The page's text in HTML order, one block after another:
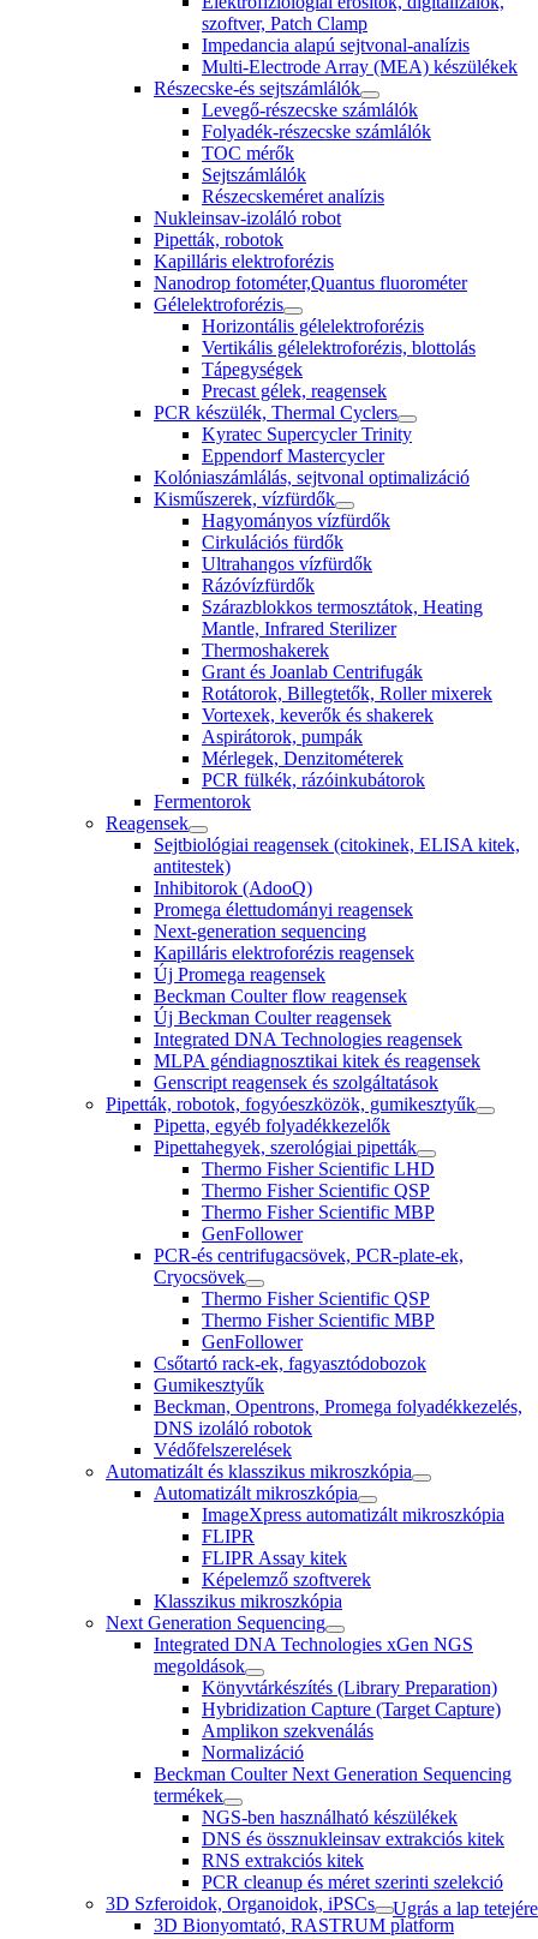
szoftver, Patch Clamp
Impedancia alapú sejtvonal-analízis
Multi-Electrode Array (MEA) készülékek
Részecske-és sejtszámlálók
Levegő-részecske számlálók
Folyadék-részecske számlálók
TOC mérők
Sejtszámlálók
Részecskeméret analízis
Nukleinsav-izoláló robot
Pipetták, robotok
Kapilláris elektroforézis
Nanodrop fotométer,Quantus fluorométer
Gélelektroforézis
Horizontális gélelektroforézis
Vertikális gélelektroforézis, blottolás
Tápegységek
Precast gélek, reagensek
PCR készülék, Thermal Cyclers
Kyratec Supercycler Trinity
Eppendorf Mastercycler
Kolóniaszámlálás, sejtvonal optimalizáció
Kisműszerek, vízfürdők
Hagyományos vízfürdők
Cirkulációs fürdők
Ultrahangos vízfürdők
Rázóvízfürdők
Szárazblokkos termosztátok, Heating
Mantle, Infrared Sterilizer
Thermoshakerek
Grant és Joanlab Centrifugák
Rotátorok, Billegtetők, Roller mixerek
Vortexek, keverők és shakerek
Aspirátorok, pumpák
Mérlegek, Denzitométerek
PCR fülkék, rázóinkubátorok
Fermentorok
Reagensek
Sejtbiológiai reagensek (citokinek, ELISA kitek,
antitestek)
Inhibitorok (AdooQ)
Promega élettudományi reagensek
Next-generation sequencing
Kapilláris elektroforézis reagensek
Új Promega reagensek
Beckman Coulter flow reagensek
Új Beckman Coulter reagensek
Integrated DNA Technologies reagensek
MLPA géndiagnosztikai kitek és reagensek
Genscript reagensek és szolgáltatások
Pipetták, robotok, fogyóeszközök, gumikesztyűk
Pipetta, egyéb folyadékkezelők
Pipettahegyek, szerológiai pipetták
Thermo Fisher Scientific LHD
Thermo Fisher Scientific QSP
Thermo Fisher Scientific MBP
GenFollower
PCR-és centrifugacsövek, PCR-plate-ek,
Cryocsövek
Thermo Fisher Scientific QSP
Thermo Fisher Scientific MBP
GenFollower
Csőtartó rack-ek, fagyasztódobozok
Gumikesztyűk
Beckman, Opentrons, Promega folyadékkezelés,
DNS izoláló robotok
Védőfelszerelések
Automatizált és klasszikus mikroszkópia
Automatizált mikroszkópia
ImageXpress automatizált mikroszkópia
FLIPR
FLIPR Assay kitek
Képelemző szoftverek
Klasszikus mikroszkópia
Next Generation Sequencing
Integrated DNA Technologies xGen NGS
megoldások
Könyvtárkészítés (Library Preparation)
Hybridization Capture (Target Capture)
Amplikon szekvenálás
Normalizáció
Beckman Coulter Next Generation Sequencing
termékek
NGS-ben használható készülékek
DNS és össznukleinsav extrakciós kitek
RNS extrakciós kitek
PCR cleanup és méret szerinti szelekció
3D Szferoidok, Organoidok, iPSCs
3D Bionyomtató, RASTRUM platform
Ugrás a lap tetejére